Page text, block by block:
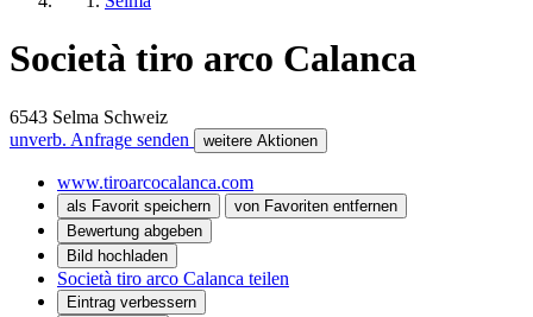
Società tiro arco Calanca
6543 Selma Schweiz
unverb. Anfrage senden
weitere Aktionen
www.tiroarcocalanca.com
als Favorit speichern
von Favoriten entfernen
Bewertung abgeben
Bild hochladen
Società tiro arco Calanca teilen
Eintrag verbessern